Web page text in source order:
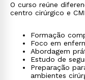
O curso reúne
centro cirúrgico e
Formação
Foco em
Abordagem
Estudo de
Preparação
ambientes